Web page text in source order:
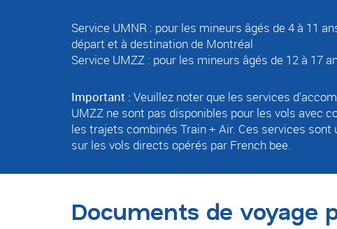
Service UMNR : pour les mineurs âgés de 4 à 11
départ et à destination de Montréal
Service UMZZ : pour les mineurs âgés de 12 à 17
Important : Veuillez noter que les services
UMZZ ne sont pas disponibles pour les vols avec
les trajets combinés Train + Air. Ces services sont
sur les vols directs opérés par French bee.
Documents de voyage